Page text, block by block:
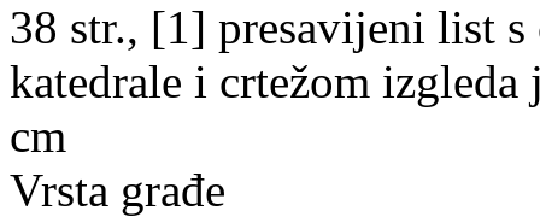
38 str., [1] presavijeni list s
katedrale i crtežom izgleda
cm
Vrsta građe